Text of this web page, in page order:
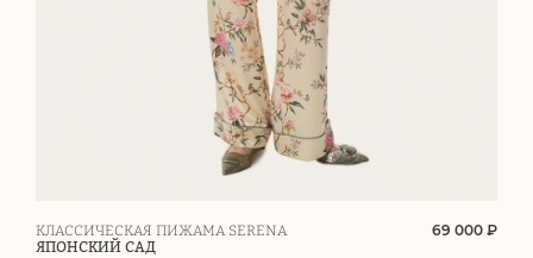
КЛАССИЧЕСКАЯ ПИЖАМА SERENA
ЯПОНСКИЙ САД
69 000 ₽